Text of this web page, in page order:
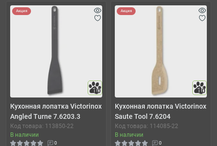
Акция
10
Кухонная лопатка Victorinox
Angled Turne 7.6203.3
Код товара: 113850-22
В наличии
0
Акция
10
Кухонная лопатка Victorinox
Saute Tool 7.6204
Код товара: 114085-22
В наличии
0